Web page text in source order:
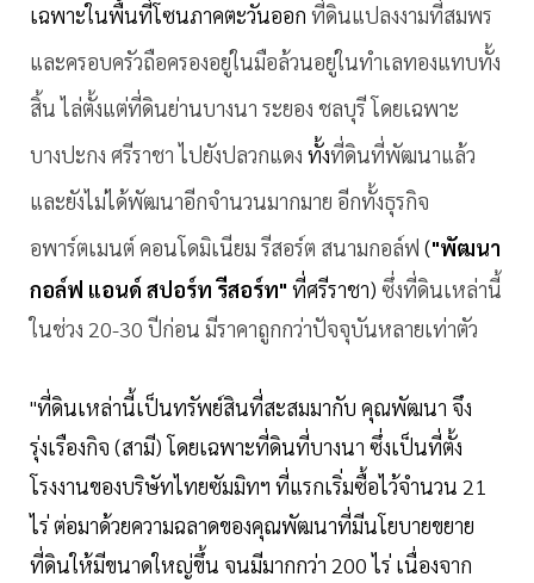
เฉพาะในพื้นที่โซนภาคตะวันออก ที่ดินแปลงงามที่สมพร
และครอบครัวถือครองอยู่ในมือล้วนอยู่ในทำเลทองแทบทั้ง
สิ้น ไล่ตั้งแต่ที่ดินย่านบางนา ระยอง ชลบุรี โดยเฉพาะ
บางปะกง ศรีราชา ไปยังปลวกแดง ทั้งที่ดินที่พัฒนาแล้ว
และยังไม่ได้พัฒนาอีกจำนวนมากมาย อีกทั้งธุรกิจ
อพาร์ตเมนต์ คอนโดมิเนียม รีสอร์ต สนามกอล์ฟ ("พัฒนา
กอล์ฟ แอนด์ สปอร์ท รีสอร์ท" ที่ศรีราชา) ซึ่งที่ดินเหล่านี้
ในช่วง 20-30 ปีก่อน มีราคาถูกกว่าปัจจุบันหลายเท่าตัว
"ที่ดินเหล่านี้เป็นทรัพย์สินที่สะสมมากับ คุณพัฒนา จึง
รุ่งเรืองกิจ (สามี) โดยเฉพาะที่ดินที่บางนา ซึ่งเป็นที่ตั้ง
โรงงานของบริษัทไทยซัมมิทฯ ที่แรกเริ่มซื้อไว้จำนวน 21
ไร่ ต่อมาด้วยความฉลาดของคุณพัฒนาที่มีนโยบายขยาย
ที่ดินให้มีขนาดใหญ่ขึ้น จนมีมากกว่า 200 ไร่ เนื่องจาก